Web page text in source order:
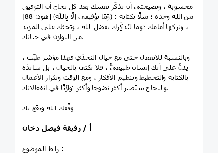
محسوبة ، ونصيحتي أن تذكِّر نفسك بعد كل نجاح أن التوفيق
من الله وحده ؛ مثلًا بكتابة : ﴿وَمَا تَوْفِيقِي إِلَّا بِاللَّهِ﴾ [هود: 88]
، وتركها أمامك دومًا لتُذكِّرك بفضل الله ، وتحثك على المزيد
من التوازن في حياتك.
وبالنسبة للانفعال حتى مع خيال التحدِّي فهذا مؤشر طيِّب ،
يدلُّ على أنك إنسان طبيعيٌّ ، فلا تكتفِ بالخيال ، بل سانِدْه
بالكتابة والتخطيط وتنظيم الأفكار ، ومع الوقت وتَكرار الأعمال
والنجاح ستَصير أكثر نضوجًا وأكثر توازُنًا في انفعالاتك.
وفَّقك الله ونفَع بك
أ / رفيقة فيصل دخان
رابط الموضوع :